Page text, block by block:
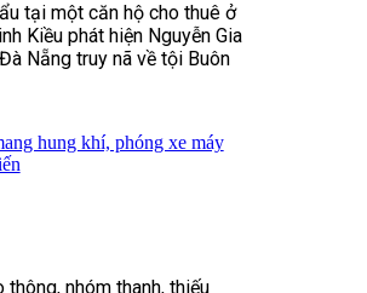
tại một căn hộ cho thuê ở
Kiều phát hiện Nguyễn Gia
Nẵng truy nã về tội Buôn
hung khí, phóng xe máy
nhóm thanh, thiếu